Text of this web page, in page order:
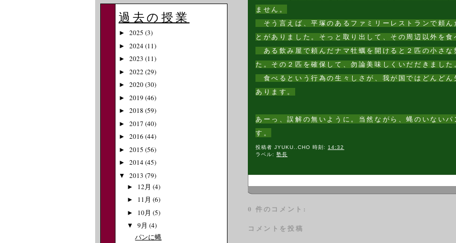
ません。
そう言えば、平塚のあるファミリーレストランで頼
とがありました。そっと取り出して、その周辺以外を
ある飲み屋で頼んだナマ牡蠣を開けると２匹の小さ
た。その２匹を確保して、勿論美味しくいだだきました
食べるという行為の生々しさが、我が国ではどんど
あります。
あーっ、誤解の無いように。当然ながら、蝿のいない
す。
投稿者JYUKU..CHO 時刻: 14:32
ラベル:塾長
0 件のコメント:
コメントを投稿
過去の授業
► 2025 (3)
► 2024(11)
► 2023 (11)
► 2022 (29)
► 2020(30)
► 2019 (46)
► 2018 (59)
► 2017 (40)
► 2016 (44)
► 2015 (56)
► 2014(45)
▼ 2013 (79)
► 12月 (4)
► 11月 (6)
► 10月 (5)
▼ 9月 (4)
パンに蝿